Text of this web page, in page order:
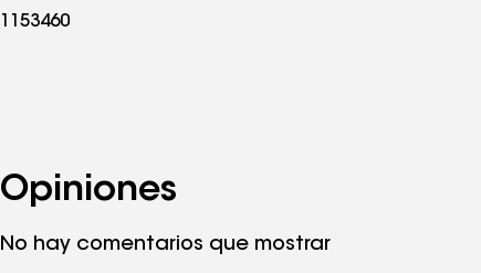
1153460
Opiniones
No hay comentarios que mostrar